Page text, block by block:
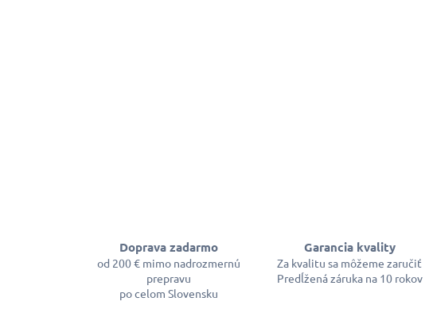
Doprava zadarmo
od 200 € mimo nadrozmernú
prepravu
po celom Slovensku
Garancia kvality
Za kvalitu sa môžeme zaručiť
Predĺžená záruka na 10 rokov